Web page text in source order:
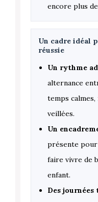
encore plus
Un cadre idéal
réussie
Un rythme
alternance
temps
veillées.
Un
présente
faire vivre de
enfant.
Des journées